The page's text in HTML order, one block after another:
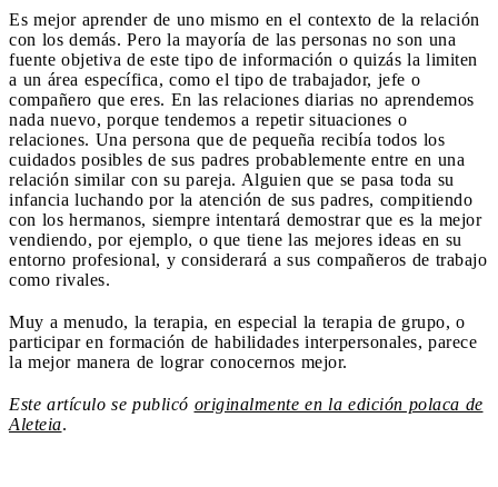
Es mejor aprender de uno mismo en el contexto de la relación
con los demás. Pero la mayoría de las personas no son una
fuente objetiva de este tipo de información o quizás la limiten
a un área específica, como el tipo de trabajador, jefe o
compañero que eres. En las relaciones diarias no aprendemos
nada nuevo, porque tendemos a repetir situaciones o
relaciones. Una persona que de pequeña recibía todos los
cuidados posibles de sus padres probablemente entre en una
relación similar con su pareja. Alguien que se pasa toda su
infancia luchando por la atención de sus padres, compitiendo
con los hermanos, siempre intentará demostrar que es la mejor
vendiendo, por ejemplo, o que tiene las mejores ideas en su
entorno profesional, y considerará a sus compañeros de trabajo
como rivales.
Muy a menudo, la terapia, en especial la terapia de grupo, o
participar en formación de habilidades interpersonales, parece
la mejor manera de lograr conocernos mejor.
Este artículo se publicó originalmente en la edición polaca de
Aleteia.